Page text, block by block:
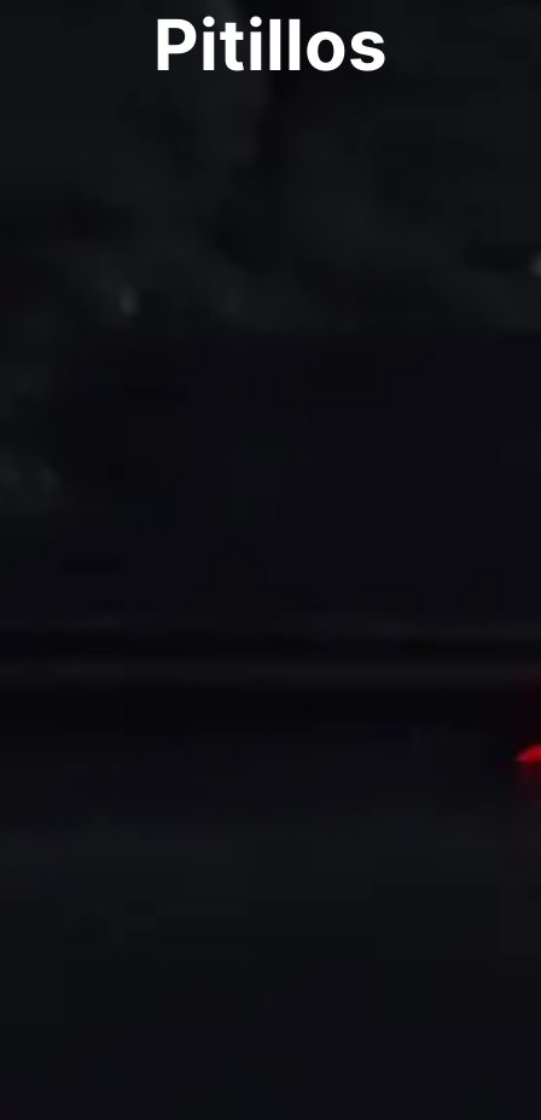
Pitillos